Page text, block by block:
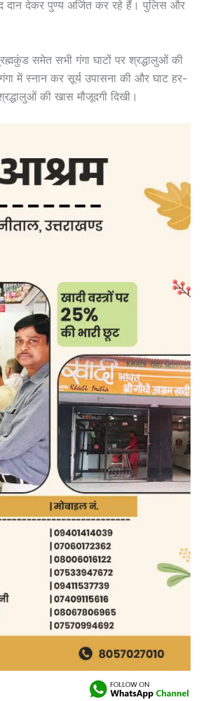
दान देकर पुण्य अर्जित कर रहे हैं। पुलिस और
समेत सभी गंगा घाटों पर श्रद्धालुओं की
में स्नान कर सूर्य उपासना की और घाट हर-
की खास मौजूदगी दिखी।